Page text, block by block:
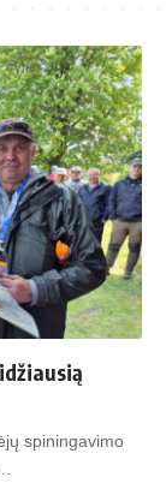
spiningavimo